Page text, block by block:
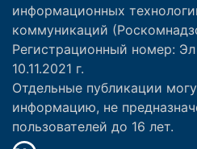
информационных
коммуникаций
Регистрационный номер:
10.11.2021 г.
Отдельные публикации
информацию, не
пользователей до 16 лет.